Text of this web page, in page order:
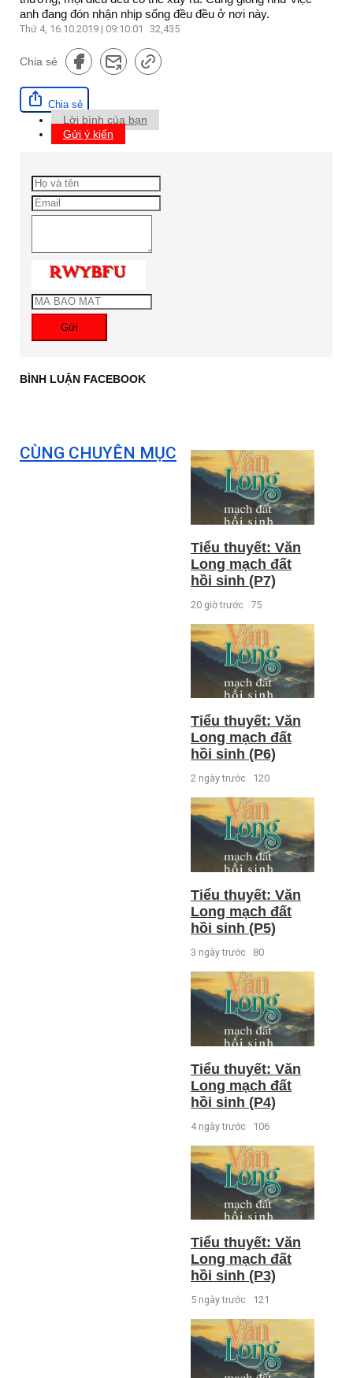
anh đang đón nhận nhịp sống đều đều ở nơi này.
Thứ 4, 16.10.2019 | 09:10:01 32,435
Chia sẻ
Chia sẻ
Lời bình của bạn
Gửi ý kiến
Gửi
BÌNH LUẬN FACEBOOK
CÙNG CHUYÊN MỤC
Tiểu thuyết: Văn
Long mạch đất
hồi sinh (P7)
20 giờ trước 75
Tiểu thuyết: Văn
Long mạch đất
hồi sinh (P6)
2 ngày trước 120
Tiểu thuyết: Văn
Long mạch đất
hồi sinh (P5)
3 ngày trước 80
Tiểu thuyết: Văn
Long mạch đất
hồi sinh (P4)
4 ngày trước 106
Tiểu thuyết: Văn
Long mạch đất
hồi sinh (P3)
5 ngày trước 121